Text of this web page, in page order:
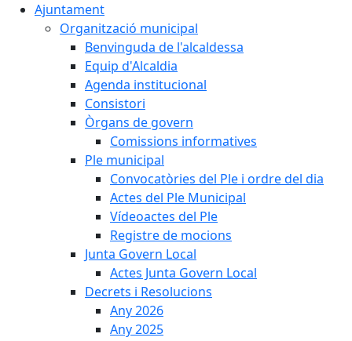
Ajuntament
Organització municipal
Benvinguda de l'alcaldessa
Equip d'Alcaldia
Agenda institucional
Consistori
Òrgans de govern
Comissions informatives
Ple municipal
Convocatòries del Ple i ordre del dia
Actes del Ple Municipal
Vídeoactes del Ple
Registre de mocions
Junta Govern Local
Actes Junta Govern Local
Decrets i Resolucions
Any 2026
Any 2025